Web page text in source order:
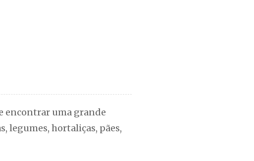
encontrar uma grande
legumes, hortaliças, pães,